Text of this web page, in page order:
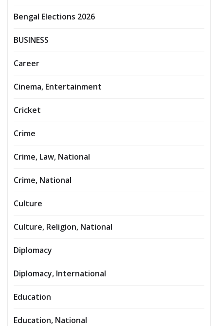
Bengal Elections 2026
BUSINESS
Career
Cinema, Entertainment
Cricket
Crime
Crime, Law, National
Crime, National
Culture
Culture, Religion, National
Diplomacy
Diplomacy, International
Education
Education, National